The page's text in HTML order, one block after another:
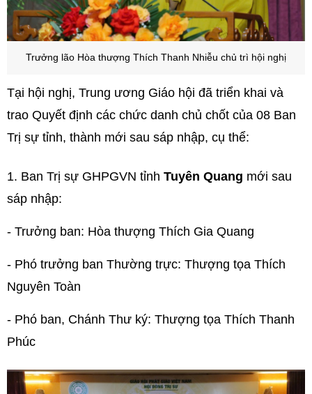
Trưởng lão Hòa thượng Thích Thanh Nhiễu chủ trì hội nghị
Tại hội nghị, Trung ương Giáo hội đã triển khai và
trao Quyết định các chức danh chủ chốt của 08 Ban
Trị sự tỉnh, thành mới sau sáp nhập, cụ thể:
1. Ban Trị sự GHPGVN tỉnh Tuyên Quang mới sau
sáp nhập:
- Trưởng ban: Hòa thượng Thích Gia Quang
- Phó trưởng ban Thường trực: Thượng tọa Thích
Nguyên Toàn
- Phó ban, Chánh Thư ký: Thượng tọa Thích Thanh
Phúc